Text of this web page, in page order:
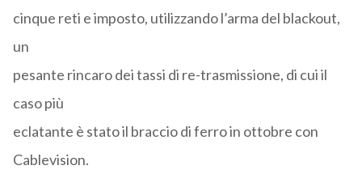
cinque reti e imposto, utilizzando l’arma del blackout,
un
pesante rincaro dei tassi di re-trasmissione, di cui il
caso più
eclatante è stato il braccio di ferro in ottobre con
Cablevision.